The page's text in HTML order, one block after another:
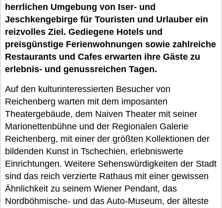
herrlichen Umgebung von Iser- und
Jeschkengebirge für Touristen und Urlauber ein
reizvolles Ziel. Gediegene Hotels und
preisgünstige Ferienwohnungen sowie zahlreiche
Restaurants und Cafes erwarten ihre Gäste zu
erlebnis- und genussreichen Tagen.
Auf den kulturinteressierten Besucher von
Reichenberg warten mit dem imposanten
Theatergebäude, dem Naiven Theater mit seiner
Marionettenbühne und der Regionalen Galerie
Reichenberg, mit einer der größten Kollektionen der
bildenden Kunst in Tschechien, erlebniswerte
Einrichtungen. Weitere Sehenswürdigkeiten der Stadt
sind das reich verzierte Rathaus mit einer gewissen
Ähnlichkeit zu seinem Wiener Pendant, das
Nordböhmische- und das Auto-Museum, der älteste